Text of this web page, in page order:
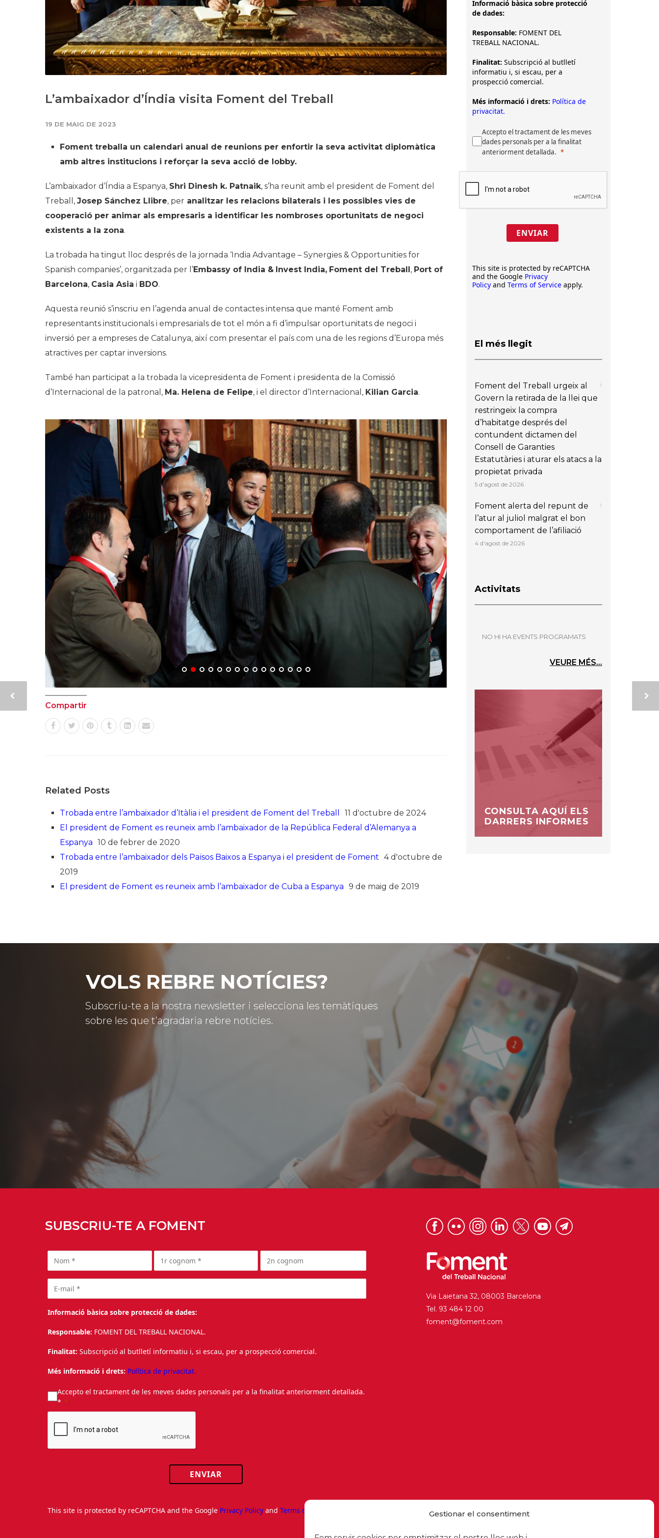
Gestionar el consentiment
Història
Galeria de Presidents
Biblioteca Arxiu
Seu Social
L’ambaixador d’Índia visita Foment del Treball
19 DE MAIG DE 2023
Foment treballa un calendari anual de reunions per enfortir la seva activitat diplomàtica
amb altres institucions i reforçar la seva acció de lobby.
L’ambaixador d’Índia a Espanya, Shri Dinesh k. Patnaik, s’ha reunit amb el president de Foment del
Treball, Josep Sánchez Llibre, per analitzar les relacions bilaterals i les possibles vies de
cooperació per animar als empresaris a identificar les nombroses oportunitats de negoci
existents a la zona.
La trobada ha tingut lloc després de la jornada ‘India Advantage – Synergies & Opportunities for
Spanish companies’, organitzada per l’Embassy of India & Invest India, Foment del Treball, Port of
Barcelona, Casia Asia i BDO.
Aquesta reunió s’inscriu en l’agenda anual de contactes intensa que manté Foment amb
representants institucionals i empresarials de tot el món a fi d’impulsar oportunitats de negoci i
inversió per a empreses de Catalunya, així com presentar el país com una de les regions d’Europa més
atractives per captar inversions.
També han participat a la trobada la vicepresidenta de Foment i presidenta de la Comissió
d’Internacional de la patronal, Ma. Helena de Felipe, i el director d’Internacional, Kilian Garcia.
Compartir
Related Posts
Trobada entre l’ambaixador d’Itàlia i el president de Foment del Treball
11 d'octubre de 2024
El president de Foment es reuneix amb l’ambaixador de la República Federal d’Alemanya a
Espanya 10 de febrer de 2020
Trobada entre l’ambaixador dels Països Baixos a Espanya i el president de Foment 4 d'octubre de
2019
El president de Foment es reuneix amb l’ambaixador de Cuba a Espanya 9 de maig de 2019
Informació bàsica sobre protecció
de dades:
Responsable: FOMENT DEL
TREBALL NACIONAL.
Finalitat: Subscripció al butlletí
informatiu i, si escau, per a
prospecció comercial.
Més informació i drets: Política de
privacitat.
Accepto el tractament de les meves
dades personals per a la finalitat
anteriorment detallada.
ENVIAR
This site is protected by reCAPTCHA
and the Google Privacy
Policy and Terms of Service apply.
El més llegit
Foment del Treball urgeix al
Govern la retirada de la llei que
restringeix la compra
d’habitatge després del
contundent dictamen del
Consell de Garanties
Estatutàries i aturar els atacs a la
propietat privada
5 d'agost de 2026
Foment alerta del repunt de
l’atur al juliol malgrat el bon
comportament de l’afiliació
4 d'agost de 2026
Activitats
NO HI HA EVENTS PROGRAMATS
VEURE MÉS...
CONSULTA AQUÍ ELS
DARRERS INFORMES
VOLS REBRE NOTÍCIES?
Subscriu-te a la nostra newsletter i selecciona les temàtiques
sobre les que t’agradaria rebre notícies.
SUBSCRIU-TE A FOMENT
Informació bàsica sobre protecció de dades:
Responsable: FOMENT DEL TREBALL NACIONAL.
Finalitat: Subscripció al butlletí informatiu i, si escau, per a prospecció comercial.
Més informació i drets: Política de privacitat.
Accepto el tractament de les meves dades personals per a la finalitat anteriorment detallada.
*
ENVIAR
This site is protected by reCAPTCHA and the Google Privacy Policy andTerms of Service
Via Laietana 32, 08003 Barcelona
Tel. 93 484 12 00
foment@foment.com